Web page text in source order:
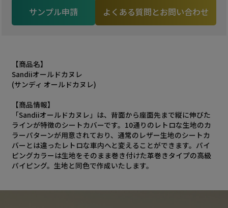
サンプル申請 よくある質問とお問い合わせ
【商品名】
Sandiiオールドカヌレ
(サンディ オールドカヌレ)
【商品情報】
「Sandiiオールドカヌレ」は、背面から座面先まで縦に伸びた
ラインが特徴のシートカバーです。10通りのレトロな生地のカ
ラーパターンが用意されており、通常のレザー生地のシートカ
バーとは違ったレトロな車内へと変えることができます。パイ
ピングカラーは生地をそのまま巻き付けた革巻きタイプの高級
パイピング。生地と同色で作成いたします。